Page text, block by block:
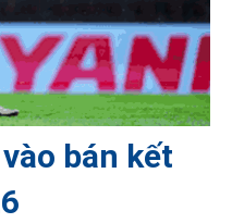
bán kết